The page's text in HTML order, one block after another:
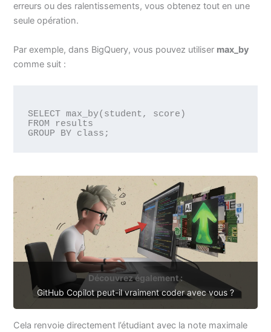
erreurs ou des ralentissements, vous obtenez tout en une
seule opération.
Par exemple, dans BigQuery, vous pouvez utiliser max_by
comme suit :
SELECT max_by(student, score)
FROM results
Découvrez également :
GitHub Copilot peut-il vraiment coder avec vous ?
Cela renvoie directement l’étudiant avec la note maximale